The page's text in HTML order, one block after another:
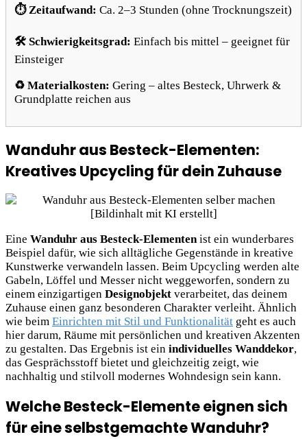
⏱ Zeitaufwand: Ca. 2–3 Stunden (ohne Trocknungszeit)
🛠 Schwierigkeitsgrad: Einfach bis mittel – geeignet für
Einsteiger
♻️ Materialkosten: Gering – altes Besteck, Uhrwerk &
Grundplatte reichen aus
Wanduhr aus Besteck-Elementen:
Kreatives Upcycling für dein Zuhause
Eine Wanduhr aus Besteck-Elementenist ein wunderbares
Beispiel dafür, wie sich alltägliche Gegenstände in kreative
Kunstwerke verwandeln lassen. Beim Upcycling werden alte
Gabeln, Löffel und Messer nicht weggeworfen, sondern zu
einem einzigartigen Designobjekt verarbeitet, das deinem
Zuhause einen ganz besonderen Charakter verleiht. Ähnlich
wie beim Einrichten mit Stil und Funktionalität geht es auch
hier darum, Räume mit persönlichen und kreativen Akzenten
zu gestalten. Das Ergebnis ist ein individuelles Wanddekor,
das Gesprächsstoff bietet und gleichzeitig zeigt, wie
nachhaltig und stilvoll modernes Wohndesign sein kann.
Welche Besteck-Elemente eignen sich
für eine selbstgemachte Wanduhr?